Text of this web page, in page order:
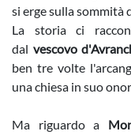
si erge sulla sommità
La storia ci
dal vescovo
ben tre volte
una chiesa in suo
Ma riguardo a